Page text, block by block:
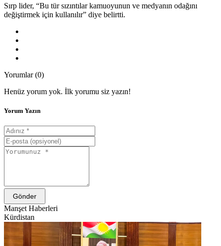
Sırp lider, “Bu tür sızıntılar kamuoyunun ve medyanın odağını
değiştirmek için kullanılır” diye belirtti.
Yorumlar (0)
Henüz yorum yok. İlk yorumu siz yazın!
Yorum Yazın
Gönder
Manşet Haberleri
Kürdistan